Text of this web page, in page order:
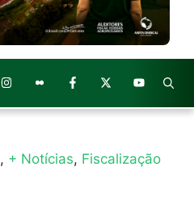
, + Notícias, Fiscalização